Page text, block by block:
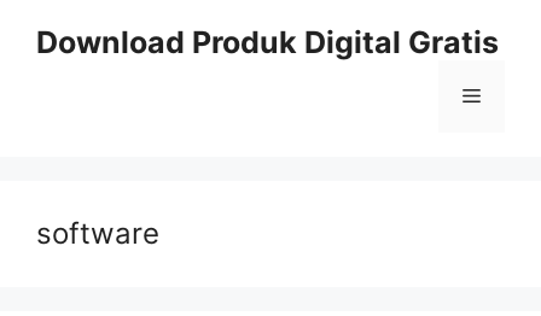
Download Produk Digital Gratis
Menu
software